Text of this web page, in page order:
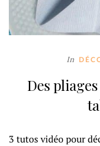
In
Des
3 tutos vidéo pour